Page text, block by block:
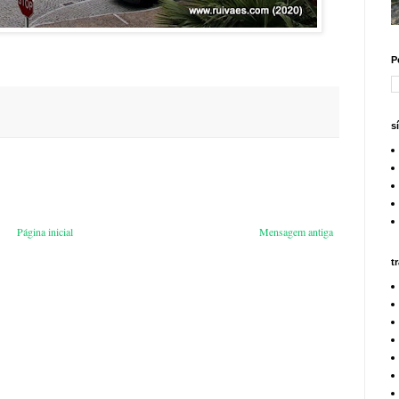
Mensagem antiga
Página inicial